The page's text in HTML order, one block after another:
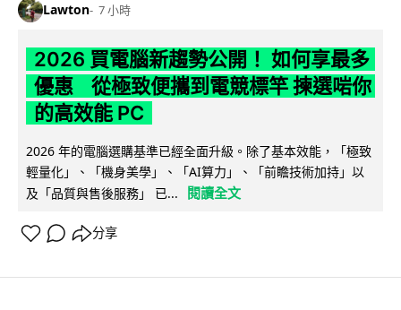
Lawton 7 小時
2026 買電腦新趨勢公開！ 如何享最多
優惠 從極致便攜到電競標竿 揀選啱你
的高效能 PC
2026 年的電腦選購基準已經全面升級。除了基本效能，「極致
輕量化」、「機身美學」、「AI算力」、「前瞻技術加持」以
及「品質與售後服務」 已...
閱讀全文
分享